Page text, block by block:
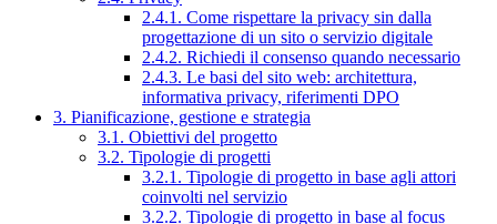
2.4.1. Come rispettare la privacy sin dalla
progettazione di un sito o servizio digitale
2.4.2. Richiedi il consenso quando necessario
2.4.3. Le basi del sito web: architettura,
informativa privacy, riferimenti DPO
3. Pianificazione, gestione e strategia
3.1. Obiettivi del progetto
3.2. Tipologie di progetti
3.2.1. Tipologie di progetto in base agli attori
coinvolti nel servizio
3.2.2. Tipologie di progetto in base al focus